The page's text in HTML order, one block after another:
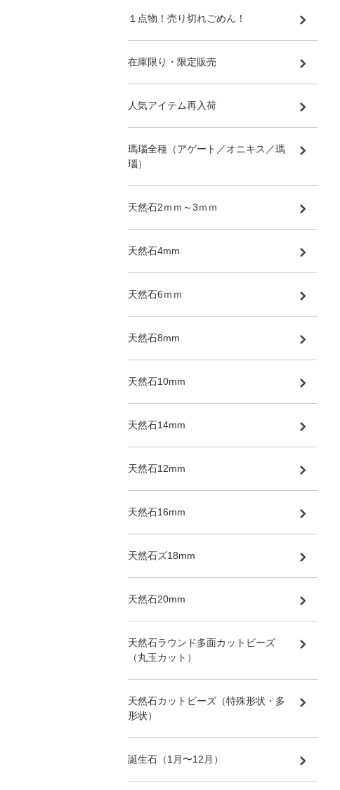
１点物！売り切れごめん！
在庫限り・限定販売
人気アイテム再入荷
瑪瑙全種（アゲート／オニキス／瑪
瑙）
天然石2ｍｍ～3ｍｍ
天然石4mm
天然石6ｍｍ
天然石8mm
天然石10mm
天然石14mm
天然石12mm
天然石16mm
天然石ズ18mm
天然石20mm
天然石ラウンド多面カットビーズ
（丸玉カット）
天然石カットビーズ（特殊形状・多
形状）
誕生石（1月〜12月）